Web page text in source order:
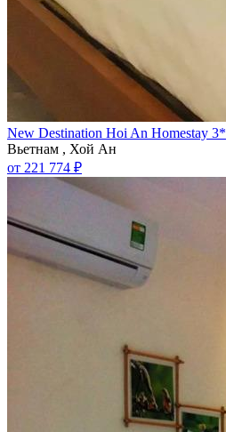
New Destination Hoi An Homestay 3*
Вьетнам , Хой Ан
от 221 774 ₽